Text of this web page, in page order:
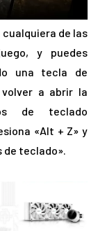
de las
y puedes
una tecla de
a abrir la
de teclado
«Alt + Z» y
de teclado».